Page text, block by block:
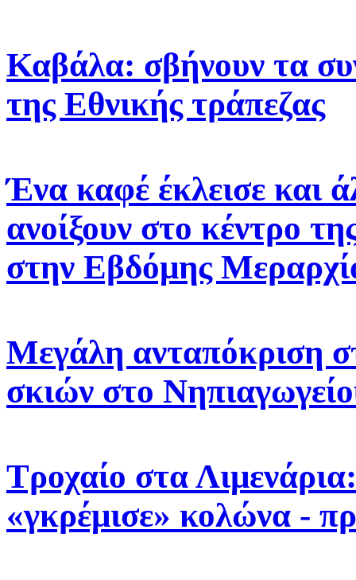
Καβάλα: σβήνουν τα
της Εθνικής τράπεζας
Ένα καφέ έκλεισε και
ανοίξουν στο κέντρο
στην Εβδόμης
Μεγάλη ανταπόκριση
σκιών στο
Τροχαίο στα
«γκρέμισε» κολώνα -